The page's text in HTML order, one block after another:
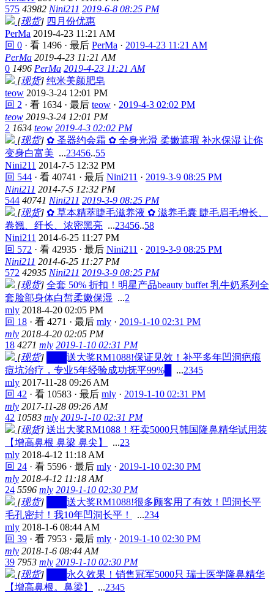
575 43982 Nini211 2019-6-8 08:25 PM
[现货] 四月份优惠
PerMa 2019-4-23 11:21 AM
回 0 · 看 1496 · 最后 PerMa · 2019-4-23 11:21 AM
PerMa 2019-4-23 11:21 AM
0 1496 PerMa 2019-4-23 11:21 AM
[现货] 纯米美颜肥皂
teow 2019-3-24 12:01 PM
回 2 · 看 1634 · 最后 teow · 2019-4-3 02:02 PM
teow 2019-3-24 12:01 PM
2 1634 teow 2019-4-3 02:02 PM
[现货] ✿ 圣器约会霜 ✿ 全身光滑 柔嫩遮瑕 补水保湿 让你
变身白富美 ...23456..55
Nini211 2014-7-5 12:32 PM
回 544 · 看 40741 · 最后 Nini211 · 2019-3-9 08:25 PM
Nini211 2014-7-5 12:32 PM
544 40741 Nini211 2019-3-9 08:25 PM
[现货] ✿ 草本精萃睫毛滋养液 ✿ 滋养毛囊 睫毛眉毛增长、
卷翘、纤长、浓密黑亮 ...23456..58
Nini211 2014-6-25 11:27 PM
回 572 · 看 42935 · 最后 Nini211 · 2019-3-9 08:25 PM
Nini211 2014-6-25 11:27 PM
572 42935 Nini211 2019-3-9 08:25 PM
[现货] 全套 50% 折扣！明星产品beauty buffet 乳牛奶系列全
套脸部身体白皙柔嫩保湿 ...2
mly 2018-4-20 02:05 PM
回 18 · 看 4271 · 最后 mly · 2019-1-10 02:31 PM
mly 2018-4-20 02:05 PM
18 4271 mly 2019-1-10 02:31 PM
[现货]
███送大奖RM1088!保证见效！补平多年凹洞疤痕
痘坑治疗，专业5年经验成功抚平99%█
...2345
mly 2017-11-28 09:26 AM
回 42 · 看 10583 · 最后 mly · 2019-1-10 02:31 PM
mly 2017-11-28 09:26 AM
42 10583 mly 2019-1-10 02:31 PM
[现货] 送出大奖RM1088！狂卖5000只韩国隆鼻精华试用装
【增高鼻根 鼻梁 鼻尖】
...23
mly 2018-4-12 11:18 AM
回 24 · 看 5596 · 最后 mly · 2019-1-10 02:30 PM
mly 2018-4-12 11:18 AM
24 5596 mly 2019-1-10 02:30 PM
[现货]
███送大奖RM1088!很多顾客用了有效！凹洞长平
毛孔密封！我10年凹洞长平！
...234
mly 2018-1-6 08:44 AM
回 39 · 看 7953 · 最后 mly · 2019-1-10 02:30 PM
mly 2018-1-6 08:44 AM
39 7953 mly 2019-1-10 02:30 PM
[现货]
███永久效果！销售冠军5000只 瑞士医学隆鼻精华
【增高鼻根。鼻梁】
...2345